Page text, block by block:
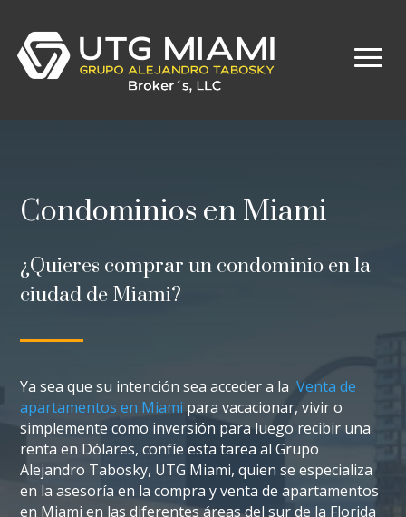
Condominios en Miami
¿Quieres comprar un condominio en la
ciudad de Miami?
Ya sea que su intención sea acceder a laVenta de
apartamentos en Miami para vacacionar, vivir o
simplemente como inversión para luego recibir una
renta en Dólares, confíe esta tarea al Grupo
Alejandro Tabosky, UTG Miami, quien se especializa
en la asesoría en la compra y venta de apartamentos
en Miami en las diferentes áreas del sur de la Florida